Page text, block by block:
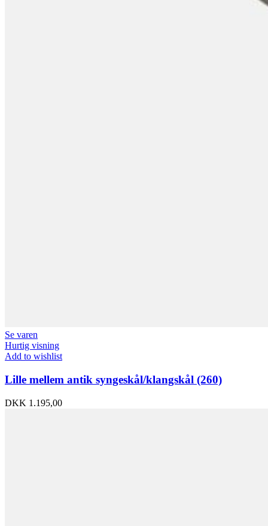
Se varen
Hurtig visning
Add to wishlist
Lille mellem antik syngeskål/klangskål (260)
DKK 1.195,00